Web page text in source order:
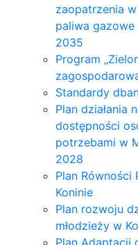
zaopatrzenia
paliwa gazowe
2035
Program
Standardy
Plan działania
dostępności
potrzebami w
2028
Plan Równości
Koninie
Plan rozwoju
młodzieży w
Plan Adaptacji